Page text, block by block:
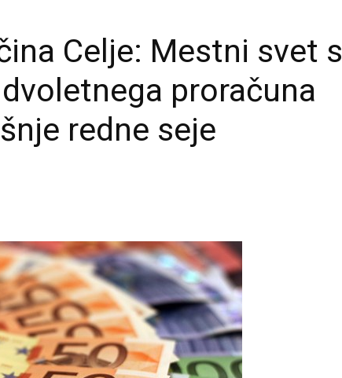
Celje: Mestni svet s
proračuna
redne seje